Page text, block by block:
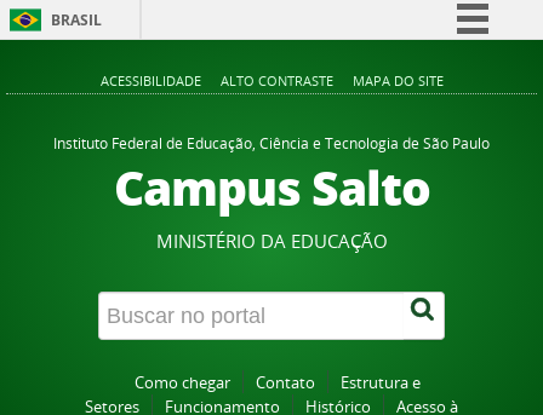
BRASIL
Comunica BR
Participe
Acesso à informação
Canais
ACESSIBILIDADE ALTO CONTRASTE MAPA DO SITE
Instituto Federal de Educação, Ciência e Tecnologia de São Paulo
Campus Salto
MINISTÉRIO DA EDUCAÇÃO
Como chegar Contato
Estrutura e
Setores
Funcionamento Histórico
Acesso à